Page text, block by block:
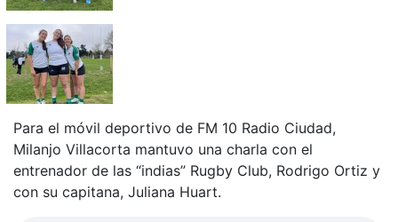
Para el móvil deportivo de FM 10 Radio Ciudad,
Milanjo Villacorta mantuvo una charla con el
entrenador de las “indias” Rugby Club, Rodrigo Ortiz y
con su capitana, Juliana Huart.